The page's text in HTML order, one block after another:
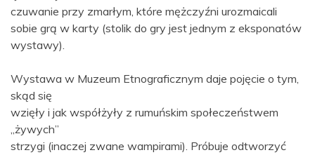
czuwanie przy zmarłym, które mężczyźni urozmaicali
sobie grą w karty (stolik do gry jest jednym z eksponatów
wystawy).
Wystawa w Muzeum Etnograficznym daje pojęcie o tym,
skąd się
wzięły i jak współżyły z rumuńskim społeczeństwem
„żywych”
strzygi (inaczej zwane wampirami). Próbuje odtworzyć